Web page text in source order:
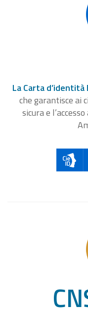
La Carta
che garantisce ai
sicura e